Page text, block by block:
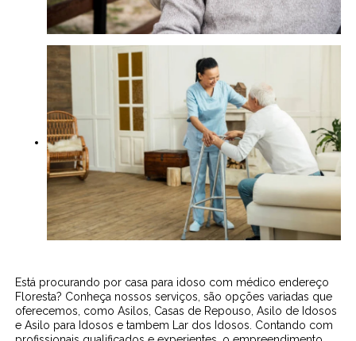
Está procurando por casa para idoso com médico endereço
Floresta? Conheça nossos serviços, são opções variadas que
oferecemos, como Asilos, Casas de Repouso, Asilo de Idosos
e Asilo para Idosos e tambem Lar dos Idosos. Contando com